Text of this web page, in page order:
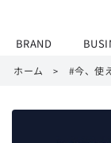
BRAND
ホーム > #今、使